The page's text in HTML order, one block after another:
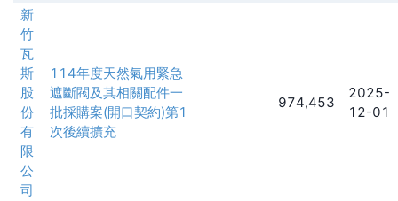
新
竹
瓦
斯
股
份
有
限
公
司
114年度天然氣用緊急
遮斷閥及其相關配件一
批採購案(開口契約)第1
次後續擴充
974,453
2025-
12-01